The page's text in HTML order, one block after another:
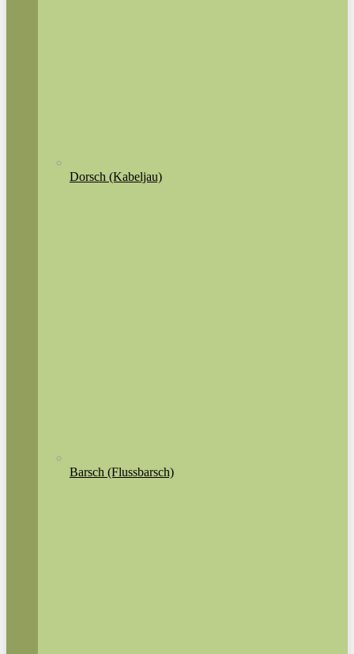
Dorsch (Kabeljau)
Barsch (Flussbarsch)